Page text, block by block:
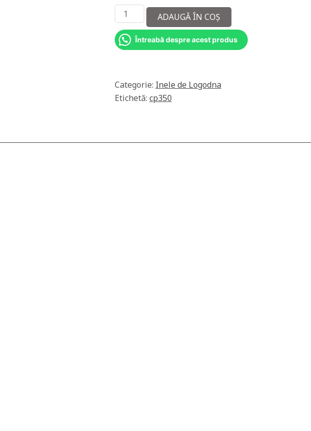
Cantitate
Inel
18k
cu
ADAUGĂ ÎN COȘ
Întreabă despre acest produs
Categorie: Inele de Logodna
Etichetă: cp350